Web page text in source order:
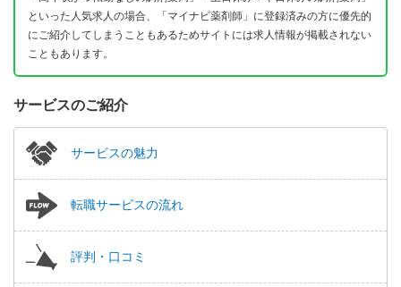
といった人気求人の場合、「マイナビ薬剤師」に登録済みの方に優先的
にご紹介してしまうこともあるためサイトには求人情報が掲載されない
こともあります。
サービスのご紹介
サービスの魅力
転職サービスの流れ
評判・口コミ